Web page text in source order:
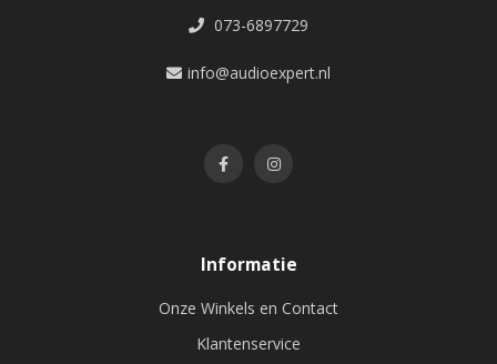
073-6897729
info@audioexpert.nl
Informatie
Onze Winkels en Contact
Klantenservice